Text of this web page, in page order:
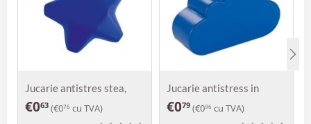
Jucarie antistres stea,
Astra
€063 (€076 cu TVA)
Jucarie antistress in
forma de nor
€079 (€096 cu TVA)